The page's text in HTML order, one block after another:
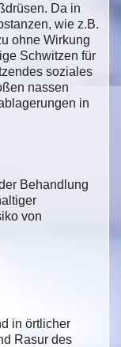
Da in
wie z.B.
ohne Wirkung
Schwitzen für
soziales
nassen
in
Behandlung
von
in örtlicher
Rasur des